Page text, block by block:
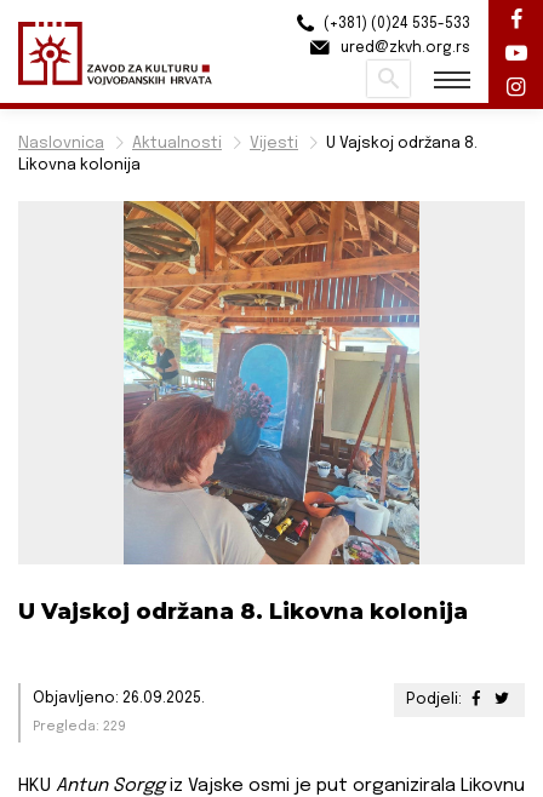
Naslovnica Aktualnosti Vijesti
U Vajskoj održana 8.
Likovna kolonija
U Vajskoj održana 8. Likovna kolonija
Podjeli:
Objavljeno: 26.09.2025.
Pregleda: 229
HKU Antun Sorggiz Vajske osmi je put organizirala Likovnu
(+381) (0)24 535-533
ured@zkvh.org.rs
Pretraži